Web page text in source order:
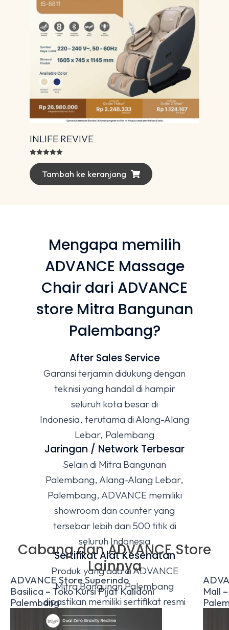
INLIFE REVIVE
dari 5
Tambah ke keranjang
Mengapa memilih
ADVANCE Massage
Chair dari ADVANCE
store Mitra Bangunan
Palembang?
After Sales Service
Garansi terjamin didukung dengan
teknisi yang handal di hampir
seluruh kota besar di
Indonesia, terutama di Alang-Alang
Lebar, Palembang
Jaringan / Network Terbesar
Selain di Mitra Bangunan
Palembang, Alang-Alang Lebar,
Palembang, ADVANCE memiliki
showroom dan counter yang
tersebar lebih dari 500 titik di
seluruh Indonesia
Sertifikat Alat Kesehatan
Produk yang ada di ADVANCE
Mitra Bangunan Palembang
dipastikan memiliki sertifikat resmi
Alat Kesehatan
Cabang dan ADVANCE Store
Lainnya
ADVANCE Store Superindo
Basilica – Toko Kursi Pijat Kalidoni
Palembang
Mall